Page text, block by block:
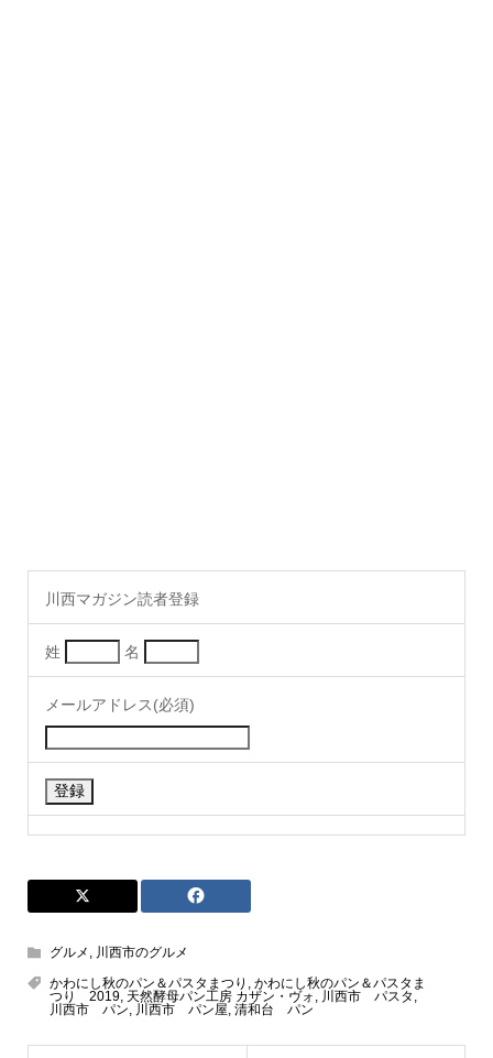
川西マガジン読者登録
姓 名
メールアドレス(必須)
グルメ , 川西市のグルメ
かわにし秋のパン＆パスタまつり , かわにし秋のパン＆パスタま
つり 2019, 天然酵母パン工房 カザン・ヴォ , 川西市 パスタ ,
川西市 パン, 川西市 パン屋, 清和台 パン